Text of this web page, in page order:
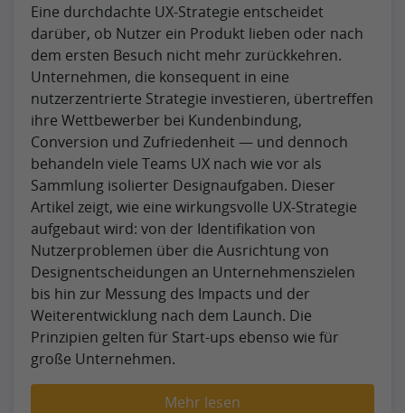
Eine durchdachte UX-Strategie entscheidet
darüber, ob Nutzer ein Produkt lieben oder nach
dem ersten Besuch nicht mehr zurückkehren.
Unternehmen, die konsequent in eine
nutzerzentrierte Strategie investieren, übertreffen
ihre Wettbewerber bei Kundenbindung,
Conversion und Zufriedenheit — und dennoch
behandeln viele Teams UX nach wie vor als
Sammlung isolierter Designaufgaben. Dieser
Artikel zeigt, wie eine wirkungsvolle UX-Strategie
aufgebaut wird: von der Identifikation von
Nutzerproblemen über die Ausrichtung von
Designentscheidungen an Unternehmenszielen
bis hin zur Messung des Impacts und der
Weiterentwicklung nach dem Launch. Die
Prinzipien gelten für Start-ups ebenso wie für
große Unternehmen.
Mehr lesen